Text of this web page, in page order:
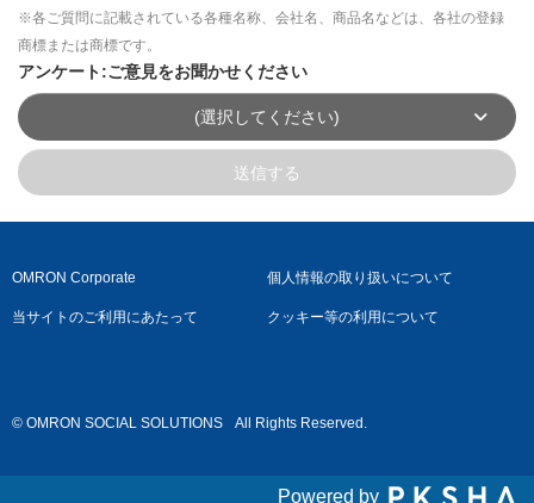
※各ご質問に記載されている各種名称、会社名、商品名などは、各社の登録
商標または商標です。
アンケート:ご意見をお聞かせください
(選択してください)
送信する
OMRON Corporate 個人情報の取り扱いについて
当サイトのご利用にあたって クッキー等の利用について
© OMRON SOCIAL SOLUTIONS All Rights Reserved.
Powered by